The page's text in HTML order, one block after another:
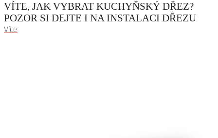
VÍTE, JAK VYBRAT KUCHYŇSKÝ DŘEZ?
POZOR SI DEJTE I NA INSTALACI DŘEZU
Více